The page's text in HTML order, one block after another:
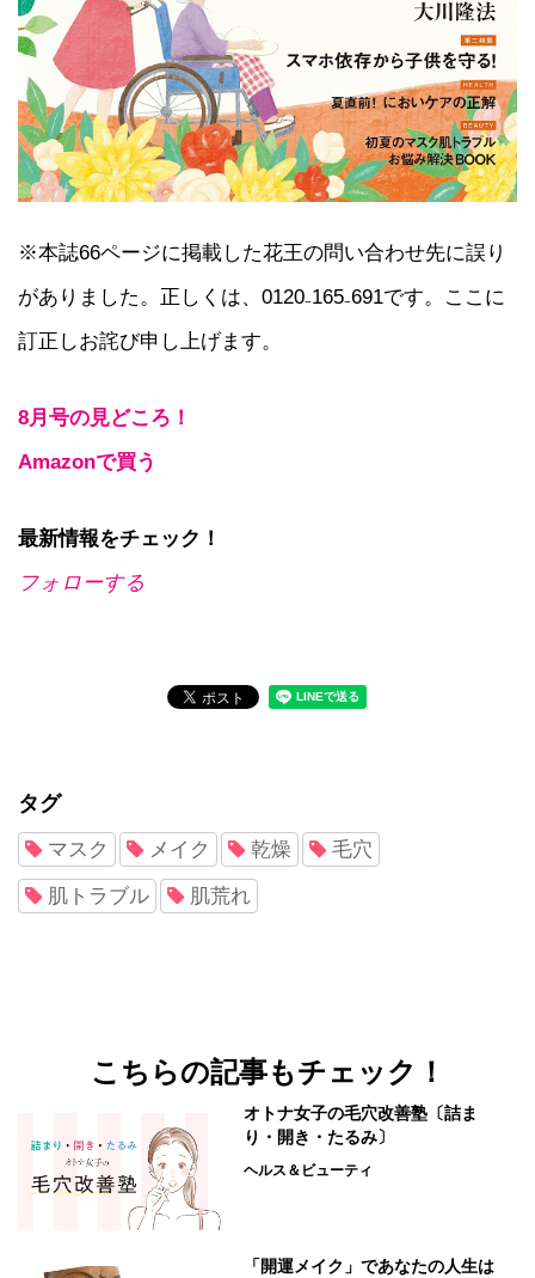
※本誌66ページに掲載した花王の問い合わせ先に誤り
がありました。正しくは、0120₋165₋691です。ここに
訂正しお詫び申し上げます。
8月号の見どころ！
Amazonで買う
最新情報をチェック！
フォローする
タグ
マスク メイク 乾燥 毛穴
肌トラブル 肌荒れ
こちらの記事もチェック！
オトナ女子の毛穴改善塾〔詰ま
り・開き・たるみ〕
ヘルス＆ビューティ
「開運メイク」であなたの人生は